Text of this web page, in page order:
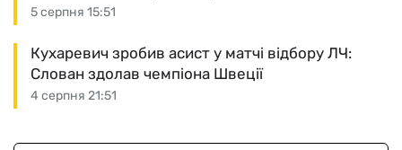
5 серпня 15:51
4 серпня 21:51
Кухаревич зробив асист у матчі відбору ЛЧ:
Слован здолав чемпіона Швеції